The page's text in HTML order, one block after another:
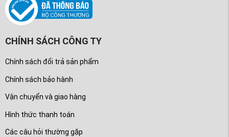
CHÍNH SÁCH CÔNG TY
Chính sách đổi trả sản phẩm
Chính sách bảo hành
Vận chuyển và giao hàng
Hình thức thanh toán
Các câu hỏi thường gặp